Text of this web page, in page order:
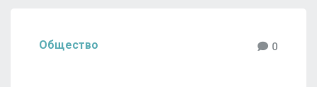
Общество 0